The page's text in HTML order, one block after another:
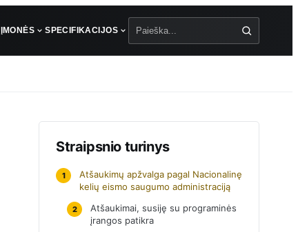
ĮMONĖS SPECIFIKACIJOS
Straipsnio turinys
1
Atšaukimų apžvalga pagal Nacionalinę
kelių eismo saugumo administraciją
2
Atšaukimai, susiję su programinės
įrangos patikra